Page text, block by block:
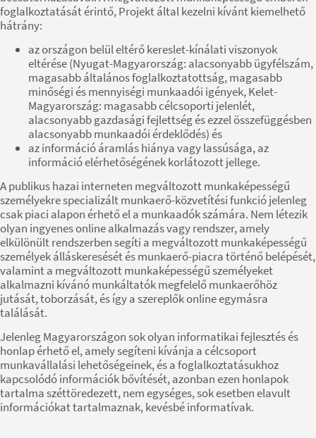
foglalkoztatását érintő, Projekt által kezelni kívánt kiemelhető
hátrány:
az országon belül eltérő kereslet-kínálati viszonyok
eltérése (Nyugat-Magyarország: alacsonyabb ügyfélszám,
magasabb általános foglalkoztatottság, magasabb
minőségi és mennyiségi munkaadói igények, Kelet-
Magyarország: magasabb célcsoporti jelenlét,
alacsonyabb gazdasági fejlettség és ezzel összefüggésben
alacsonyabb munkaadói érdeklődés) és
az információ áramlás hiánya vagy lassúsága, az
információ elérhetőségének korlátozott jellege.
A publikus hazai interneten megváltozott munkaképességű
személyekre specializált munkaerő-közvetítési funkció jelenleg
csak piaci alapon érhető el a munkaadók számára. Nem létezik
olyan ingyenes online alkalmazás vagy rendszer, amely
elkülönült rendszerben segíti a megváltozott munkaképességű
személyek álláskeresését és munkaerő-piacra történő belépését,
valamint a megváltozott munkaképességű személyeket
alkalmazni kívánó munkáltatók megfelelő munkaerőhöz
jutását, toborzását, és így a szereplők online egymásra
találását.
Jelenleg Magyarországon sok olyan informatikai fejlesztés és
honlap érhető el, amely segíteni kívánja a célcsoport
munkavállalási lehetőségeinek, és a foglalkoztatásukhoz
kapcsolódó információk bővítését, azonban ezen honlapok
tartalma széttöredezett, nem egységes, sok esetben elavult
információkat tartalmaznak, kevésbé informatívak.